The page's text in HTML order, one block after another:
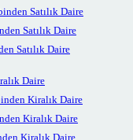
Satılık Daire
Satılık Daire
Satılık Daire
Daire
Kiralık Daire
Kiralık Daire
Kiralık Daire